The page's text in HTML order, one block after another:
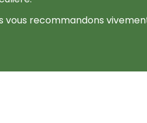
vous recommandons